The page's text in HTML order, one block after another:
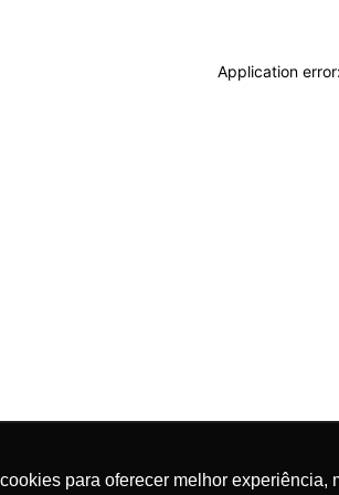
para oferecer melhor
Application